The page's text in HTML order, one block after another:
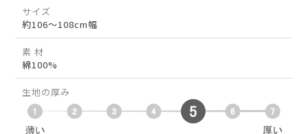
サイズ
約106～108cm幅
素 材
綿100%
生地の厚み